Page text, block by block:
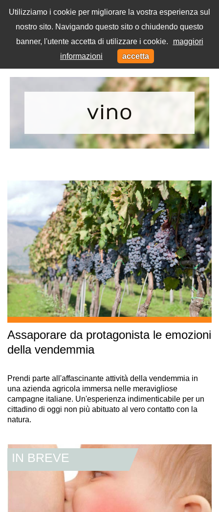
Utilizziamo i cookie per migliorare la vostra esperienza sul
nostro sito. Navigando questo sito o chiudendo questo
banner, l'utente accetta di utilizzare i cookie.
maggiori
informazioni
accetta
Menu
vino
Assaporare da protagonista le emozioni
della vendemmia
Prendi parte all'affascinante attività della vendemmia in
una azienda agricola immersa nelle meravigliose
campagne italiane. Un'esperienza indimenticabile per un
cittadino di oggi non più abituato al vero contatto con la
natura.